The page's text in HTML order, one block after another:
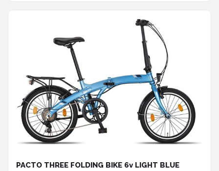
PACTO THREE FOLDING BIKE 6v LIGHT BLUE